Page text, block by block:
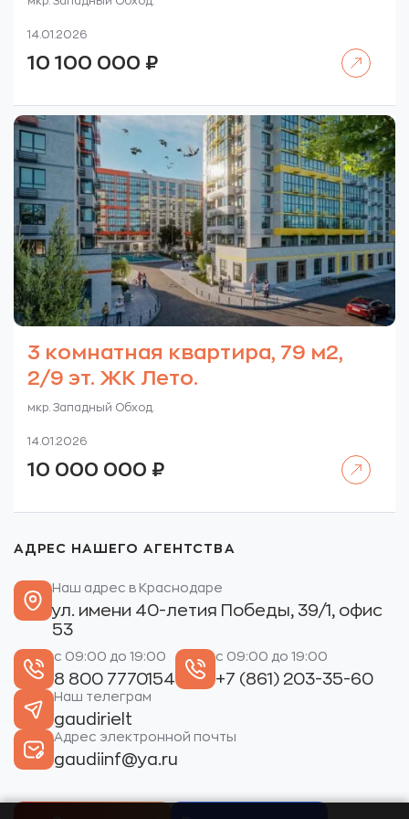
14.01.2026
10 100 000 ₽
3 комнатная квартира, 79 м2,
2/9 эт. ЖК Лето.
мкр. Западный Обход.
14.01.2026
10 000 000 ₽
АДРЕС НАШЕГО АГЕНТСТВА
Наш адрес в Краснодаре
ул. имени 40-летия Победы, 39/1, офис
53
с 09:00 до 19:00
8 800 7770154
с 09:00 до 19:00
+7 (861) 203-35-60
Наш телеграм
gaudirielt
Адрес электронной почты
gaudiinf@ya.ru